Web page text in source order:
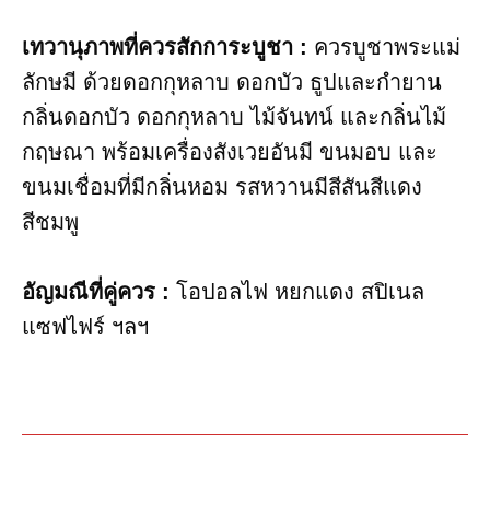
เทวานุภาพที่ควรสักการะบูชา​ : ควรบูชาพระแม่
ลักษมี ด้วยดอกกุหลาบ ดอกบัว ธูปและกำยาน
กลิ่นดอกบัว ดอกกุหลาบ ไม้จันทน์ และกลิ่นไม้
กฤษณา พร้อมเครื่องสังเวยอันมี ขนมอบ และ
ขนมเชื่อมที่มีกลิ่นหอม รสหวานมีสีสันสีแดง
สีชมพู
อัญมณี​ที่คู่ควร : โอปอลไฟ หยกแดง สปิเนล
แซฟไฟร์ ฯลฯ